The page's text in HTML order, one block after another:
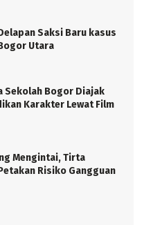
Saksi Baru kasus
Utara
Sekolah Bogor Diajak
Karakter Lewat Film
Mengintai, Tirta
Risiko Gangguan